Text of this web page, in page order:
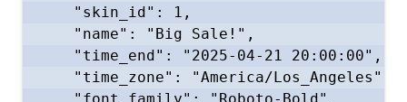
    "skin_id": 1,
    "name": "Big Sale!",
    "time_end": "2025-04-21 20:00:00",
    "time_zone": "America/Los_Angeles",